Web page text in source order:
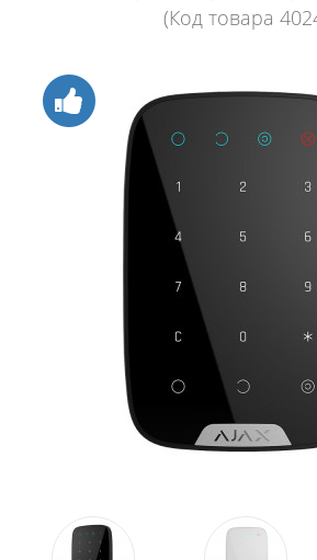
(Код товара